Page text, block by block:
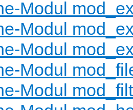
Modul
Modul
Modul
Modul
Modul